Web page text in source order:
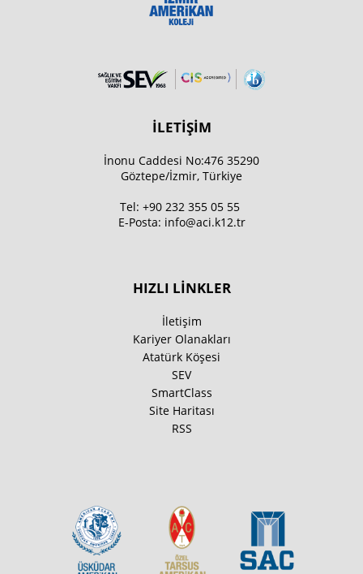
İLETİŞİM
İnonu Caddesi No:476 35290
Göztepe/İzmir, Türkiye
Tel: +90 232 355 05 55
E-Posta: info@aci.k12.tr
HIZLI LİNKLER
İletişim
Kariyer Olanakları
Atatürk Köşesi
SEV
SmartClass
Site Haritası
RSS